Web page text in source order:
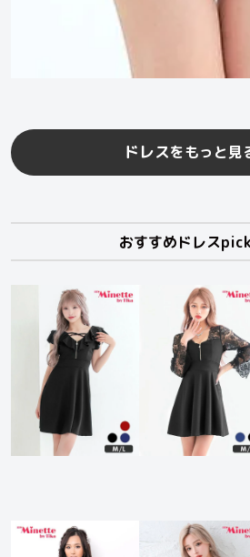
ドレスをもっと見
おすすめドレス